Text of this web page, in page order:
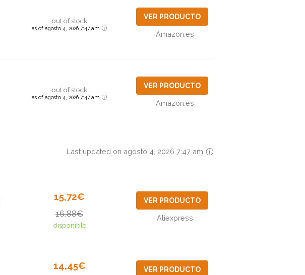
out of stock
as of agosto 4, 2026 7:47 am
VER PRODUCTO
Amazon.es
out of stock
as of agosto 4, 2026 7:47 am
VER PRODUCTO
Amazon.es
Last updated on agosto 4, 2026 7:47 am
15,72€
16,88€
disponible
VER PRODUCTO
Aliexpress
14,45€ VER PRODUCTO